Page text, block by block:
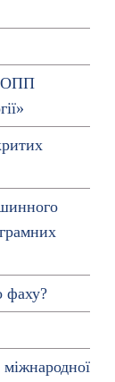
ОПП
фаху?